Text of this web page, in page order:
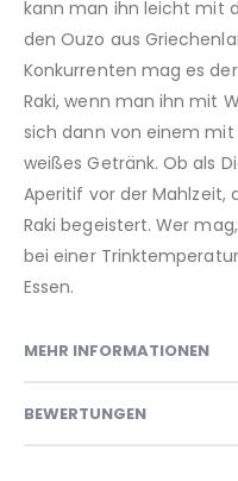
kann man ihn leicht mit
den Ouzo aus
Konkurrenten mag es
Raki, wenn man ihn mit
sich dann von einem
weißes Getränk. Ob als
Aperitif vor der Mahlzeit,
Raki begeistert. Wer
bei einer
Essen.
MEHR INFORMATIONEN
BEWERTUNGEN